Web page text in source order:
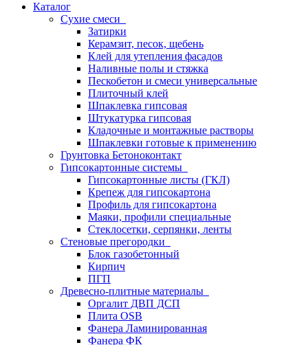
Каталог
Сухие смеси
Затирки
Керамзит, песок, щебень
Клей для утепления фасадов
Наливные полы и стяжка
Пескобетон и смеси универсальные
Плиточный клей
Шпаклевка гипсовая
Штукатурка гипсовая
Кладочные и монтажные растворы
Шпаклевки готовые к применению
Грунтовка Бетоноконтакт
Гипсокартонные системы
Гипсокартонные листы (ГКЛ)
Крепеж для гипсокартона
Профиль для гипсокартона
Маяки, профили специальные
Стеклосетки, серпянки, ленты
Стеновые прегородки
Блок газобетонный
Кирпич
ПГП
Древесно-плитные материалы
Оргалит ДВП ДСП
Плита OSB
Фанера Ламинированная
Фанера ФК